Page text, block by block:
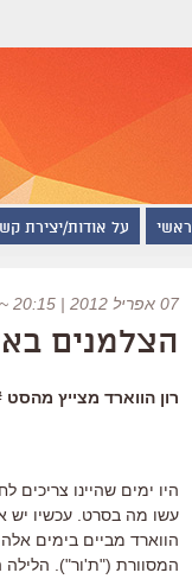
ראשי על אודות/יצירת
07 אפריל 2012 | 20:15 ~
הצלמנים
רון הווארד מצייץ
היו ימים שהיינו צריכים
עשו מה בסרט. עכשיו יש
המסוורת ("ת'ור"). הלילה